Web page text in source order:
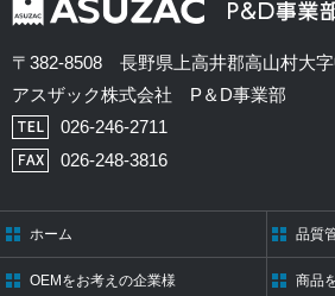
〒382-8508 長野県上高井郡高山村大字
アスザック株式会社 P＆D事業部
026-246-2711
026-248-3816
ホーム 品質
OEMをお考えの企業様 商品